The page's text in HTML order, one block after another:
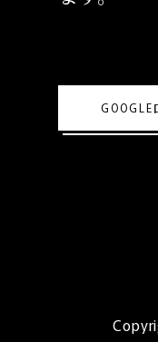
GOOGLE